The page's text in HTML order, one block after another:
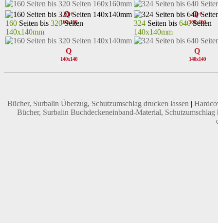
Q+
160x160
Q+
160x160
160 Seiten bis 320Seiten
140x140mm
Q
140x140
324 Seiten bis 640Seiten
140x140mm
Q
140x140
Bücher, Surbalin Überzug, Schutzumschlag drucken lassen |
Bücher, Surbalin Buchdeckeneinband-Material, Schutzumschlag